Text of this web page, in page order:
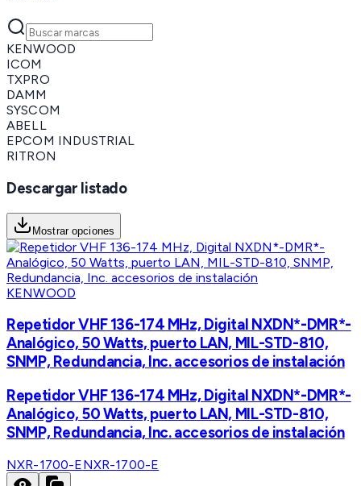
KENWOOD
ICOM
TXPRO
DAMM
SYSCOM
ABELL
EPCOM INDUSTRIAL
RITRON
Descargar listado
Mostrar opciones
KENWOOD
Repetidor VHF 136-174 MHz, Digital NXDN*-DMR*-
Analógico, 50 Watts, puerto LAN, MIL-STD-810,
SNMP, Redundancia, Inc. accesorios de instalación
Repetidor VHF 136-174 MHz, Digital NXDN*-DMR*-
Analógico, 50 Watts, puerto LAN, MIL-STD-810,
SNMP, Redundancia, Inc. accesorios de instalación
NXR-1700-ENXR-1700-E